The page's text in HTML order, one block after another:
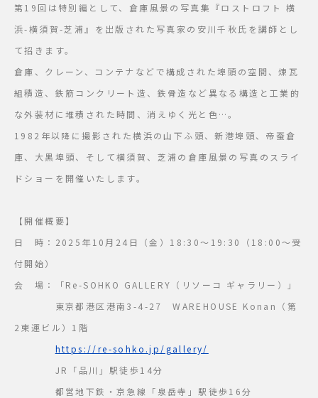
第19回は特別編として、倉庫風景の写真集『ロストロフト 横
浜-横須賀-芝浦』を出版された写真家の安川千秋氏を講師とし
て招きます。
倉庫、クレーン、コンテナなどで構成された埠頭の空間、煉瓦
組積造、鉄筋コンクリート造、鉄骨造など異なる構造と工業的
な外装材に堆積された時間、消えゆく光と色…。
1982年以降に撮影された横浜の山下ふ頭、新港埠頭、帝蚕倉
庫、大黒埠頭、そして横須賀、芝浦の倉庫風景の写真のスライ
ドショーを開催いたします。
【開催概要】
日 時：2025年10月24日（金）18:30～19:30（18:00～受
付開始）
会 場：「Re-SOHKO GALLERY（リソーコ ギャラリー）」
東京都港区港南3-4-27 WAREHOUSE Konan（第
2東運ビル）1階
https://re-sohko.jp/gallery/
JR「品川」駅徒歩14分
都営地下鉄・京急線「泉岳寺」駅徒歩16分